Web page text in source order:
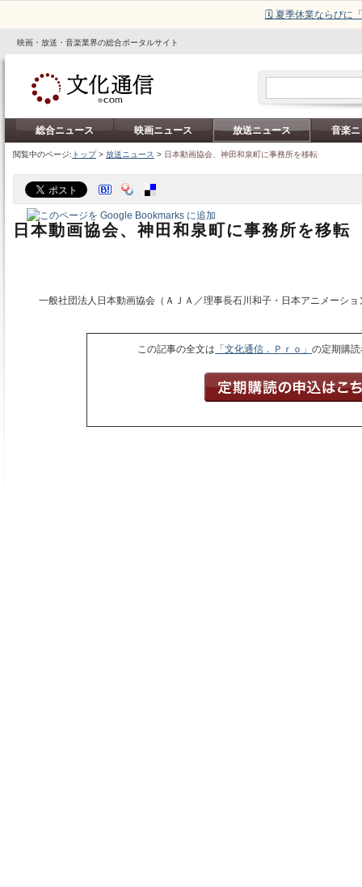
🗓️ 夏季休業ならびに
映画・放送・音楽業界の総合ポータルサイト
総合ニュース 映画ニュース 放送ニュース 音楽
閲覧中のページ: トップ> 放送ニュース > 日本動画協会、神田和泉町に事務所を移転
日本動画協会、神田和泉町に事務所を移転
一般社団法人日本動画協会（ＡＪＡ／理事長石川和子・日本アニメーシ
この記事の全文は 「文化通信．Ｐｒｏ」の定期購